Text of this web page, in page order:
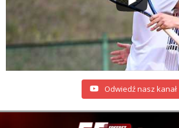
Odwiedź nasz kanał